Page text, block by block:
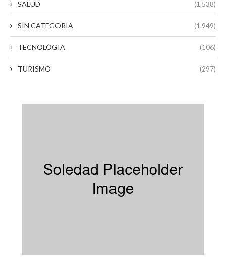
SALUD (1.538)
SIN CATEGORIA (1.949)
TECNOLÓGIA (106)
TURISMO (297)